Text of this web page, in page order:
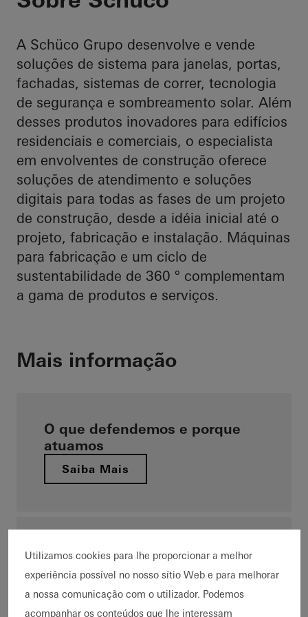
fachadas
A Schüco Grupo desenvolve e vende
soluções de sistema para janelas, portas,
fachadas, sistemas de correr, tecnologia
de segurança e sombreamento solar. Além
desses produtos inovadores para edifícios
residenciais e comerciais, o especialista
em envolventes de construção oferece
soluções de atendimento e soluções
digitais para todas as fases de um projeto
de construção, desde a idéia inicial até o
projeto, fabricação e instalação. Máquinas
para fabricação e um ciclo de
sustentabilidade de 360 ° complementam
a gama de produtos e serviços.
Mais informação
O que defendemos e porque
atuamos
Saiba Mais
Marcos na história da empresa
Saiba Mais
Utilizamos cookies para lhe proporcionar a melhor
experiência possível no nosso sítio Web e para melhorar
a nossa comunicação com o utilizador. Podemos
acompanhar os conteúdos que lhe interessam